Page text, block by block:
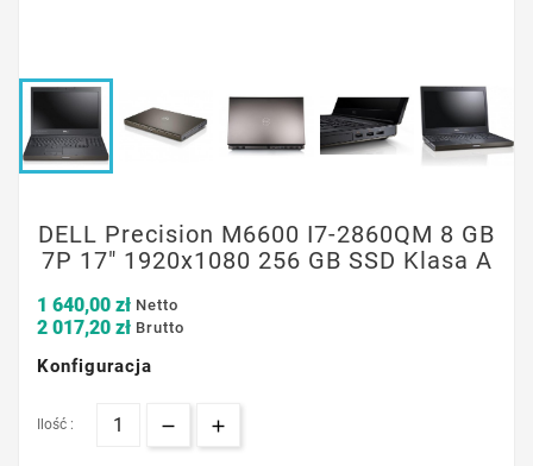
DELL Precision M6600 I7-2860QM 8 GB
7P 17" 1920x1080 256 GB SSD Klasa A
1 640,00 zł Netto
2 017,20 zł Brutto
Konfiguracja
Ilość :